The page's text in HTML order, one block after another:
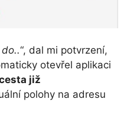
“, dal mi potvrzení,
otevřel aplikaci
již
polohy na adresu